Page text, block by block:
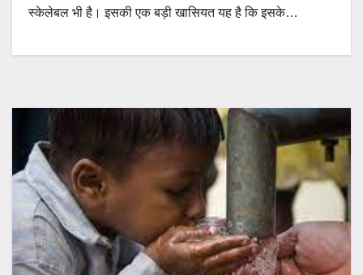
स्केलेबल भी है। इसकी एक बड़ी खासियत यह है कि इसके…